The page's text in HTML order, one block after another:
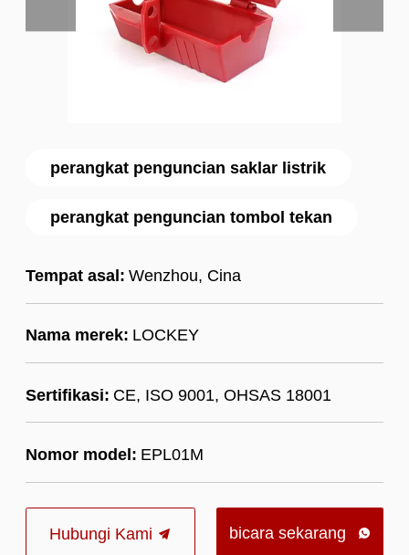
perangkat penguncian saklar listrik
perangkat penguncian tombol tekan
Tempat asal: Wenzhou, Cina
Nama merek: LOCKEY
Sertifikasi: CE, ISO 9001, OHSAS 18001
Nomor model: EPL01M
Hubungi Kami bicara sekarang 